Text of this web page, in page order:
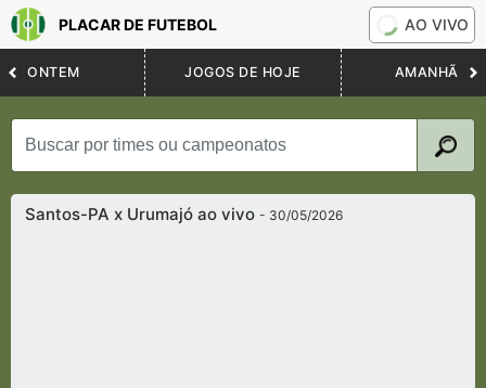
PLACAR DE FUTEBOL AO VIVO
ONTEM JOGOS DE HOJE AMANHÃ
Santos-PA x Urumajó ao vivo- 30/05/2026